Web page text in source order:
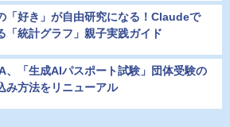
「好き」が自由研究になる！Claudeで
「統計グラフ」親子実践ガイド
、「生成AIパスポート試験」団体受験の
み方法をリニューアル